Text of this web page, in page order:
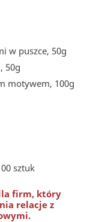
w puszce, 50g
50g
motywem, 100g
sztuk
firm, który
relacje z